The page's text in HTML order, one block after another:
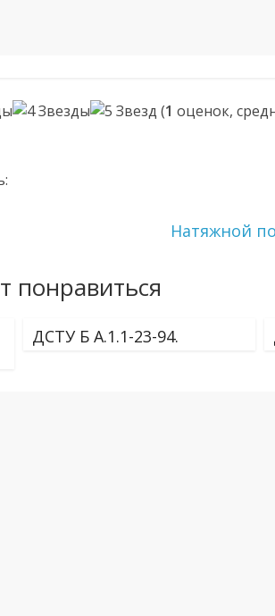
(1 оценок,
Натяжной
понравиться
ДСТУ Б А.1.1-23-94.